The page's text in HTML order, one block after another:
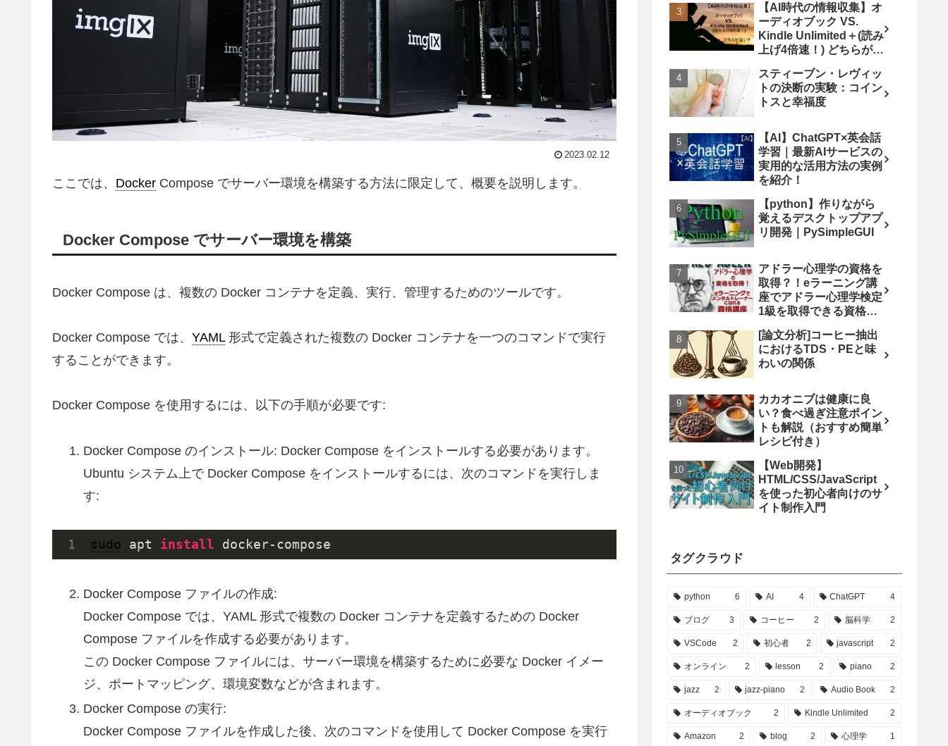
2023.02.12
ここでは、 Docker Compose でサーバー環境を構築する方法に限定して、概要を説明します。
Docker Compose でサーバー環境を構築
Docker Compose は、複数の Docker コンテナを定義、実行、管理するためのツールです。
Docker Compose では、 YAML形式で定義された複数の Docker コンテナを一つのコマンドで実行
することができます。
Docker Compose を使用するには、以下の手順が必要です:
Docker Compose のインストール: Docker Compose をインストールする必要があります。
Ubuntu システム上で Docker Compose をインストールするには、次のコマンドを実行しま
す:
sudo apt install docker-compose
Docker Compose ファイルの作成:
Docker Compose では、YAML 形式で複数の Docker コンテナを定義するための Docker
Compose ファイルを作成する必要があります。
この Docker Compose ファイルには、サーバー環境を構築するために必要な Docker イメー
ジ、ポートマッピング、環境変数などが含まれます。
Docker Compose の実行:
Docker Compose ファイルを作成した後、次のコマンドを使用して Docker Compose を実行
法も）
【AI時代の情報収集】オ
ーディオブック VS.
Kindle Unlimited＋(読み
上げ4倍速！) どちらが良
スティーブン・レヴィッ
トの決断の実験：コイン
トスと幸福度
【AI】ChatGPT×英会話
学習｜最新AIサービスの
実用的な活用方法の実例
を紹介！
【python】作りながら
覚えるデスクトップアプ
リ開発｜PySimpleGUI
アドラー心理学の資格を
取得？！eラーニング講
座でアドラー心理学検定
1級を取得できる資格講
[論文分析]コーヒー抽出
におけるTDS・PEと味
わいの関係
カカオニブは健康に良
い？食べ過ぎ注意ポイン
トも解説（おすすめ簡単
レシピ付き）
【Web開発】
HTML/CSS/JavaScript
を使った初心者向けのサ
イト制作入門
タグクラウド
python 6 AI 4 ChatGPT 4
ブログ 3 コーヒー 2 脳科学 2
VSCode 2 初心者 2 javascript 2
オンライン 2 lesson 2 piano 2
jazz 2 jazz-piano 2 Audio Book 2
オーディオブック 2 Kindle Unlimited 2
Amazon 2 blog 2 心理学 1